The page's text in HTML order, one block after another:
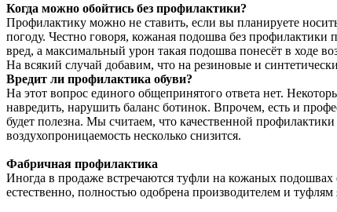
Когда можно обойтись без профилактики?
Профилактику можно не ставить, если вы планируете
погоду. Честно говоря, кожаная подошва без профилактики
вред, а максимальный урон такая подошва понесёт в ходе
На всякий случай добавим, что на резиновые и
Вредит ли профилактика обуви?
На этот вопрос единого общепринятого ответа нет.
навредить, нарушить баланс ботинок. Впрочем, есть и
будет полезна. Мы считаем, что качественной
воздухопроницаемость несколько снизится.
Фабричная профилактика
Иногда в продаже встречаются туфли на кожаных подошвах
естественно, полностью одобрена производителем и